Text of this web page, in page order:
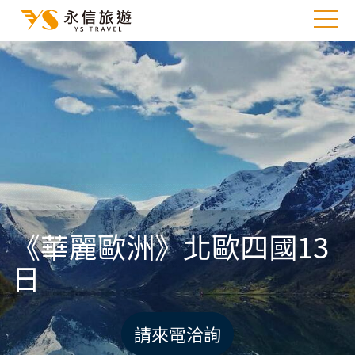
《華麗歐洲》北歐四國13
日
請來電洽詢